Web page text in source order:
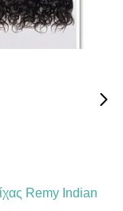
Remy Indian